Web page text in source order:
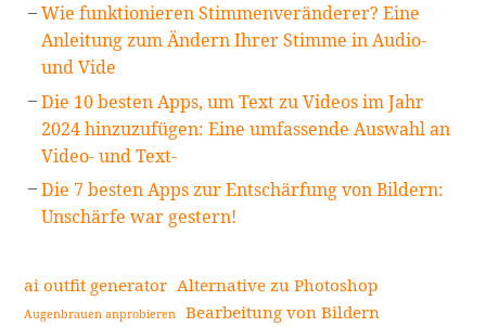
Wie funktionieren Stimmenveränderer? Eine
Anleitung zum Ändern Ihrer Stimme in Audio-
und Vide
Die 10 besten Apps, um Text zu Videos im Jahr
2024 hinzuzufügen: Eine umfassende Auswahl an
Video- und Text-
Die 7 besten Apps zur Entschärfung von Bildern:
Unschärfe war gestern!
ai outfit generator Alternative zu Photoshop
Augenbrauen anprobieren Bearbeitung von Bildern